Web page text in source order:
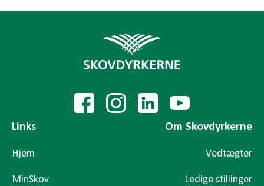
Links
Hjem
MinSkov
Om Skovdyrkerne
Vedtægter
Ledige stillinger